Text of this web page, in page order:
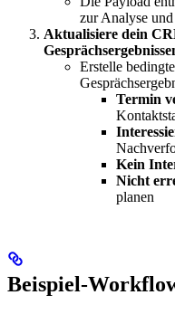
zur Analyse
Aktualisiere dein
Erstelle
Termin
Kein
Nicht
planen
Beispiel-